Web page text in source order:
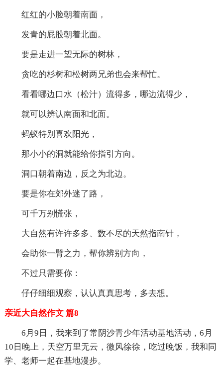
红红的小脸朝着南面，
发青的屁股朝着北面。
要是走进一望无际的树林，
贪吃的杉树和松树两兄弟也会来帮忙。
看看哪边口水（松汁）流得多，哪边流得少，
就可以辨认南面和北面。
蚂蚁特别喜欢阳光，
那小小的洞就能给你指引方向。
洞口朝着南边，反之为北边。
要是你在郊外迷了路，
可千万别慌张，
大自然有许许多多、数不尽的天然指南针，
会助你一臂之力，帮你辨别方向，
不过只需要你：
仔仔细细观察，认认真真思考，多去想。
亲近大自然作文 篇8
6月9日，我来到了常阴沙青少年活动基地活动，6月
10日晚上，天空万里无云，微风徐徐，吃过晚饭，我和同
学、老师一起在基地漫步。